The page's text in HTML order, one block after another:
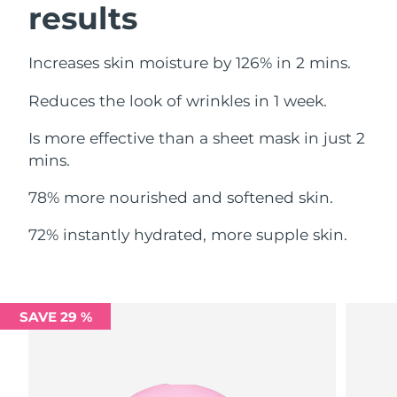
results
Increases skin moisture by 126% in 2 mins.
Reduces the look of wrinkles in 1 week.
Is more effective than a sheet mask in just 2
mins.
78% more nourished and softened skin.
72% instantly hydrated, more supple skin.
SAVE 29 %
Ливан
Ожидаемая дата доставки
Люксембург
09/08/2026
11/08/2026
Малайзия
Ожидаемая дата доставки
12/08/2026
Ожидаемая дата доставки